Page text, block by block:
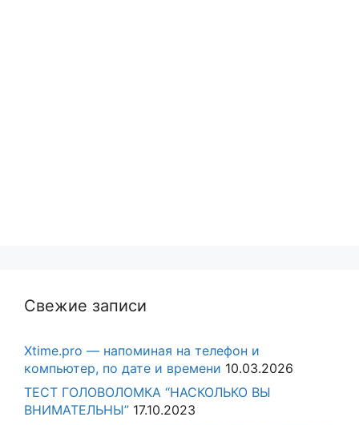
Свежие записи
Xtime.pro — напоминая на телефон и
компьютер, по дате и времени 10.03.2026
ТЕСТ ГОЛОВОЛОМКА “НАСКОЛЬКО ВЫ
ВНИМАТЕЛЬНЫ” 17.10.2023